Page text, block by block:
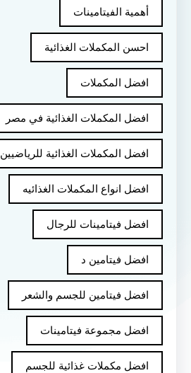
أهمية الفيتامينات
احسن المكملات الغذائية
افضل المكملات
افضل المكملات الغذائية في مصر
افضل المكملات الغذائية للرياضيين
افضل انواع المكملات الغذائيه
افضل فيتامينات للرجال
افضل فيتامين د
افضل فيتامين للجسم والشعر
افضل مجموعة فيتامينات
افضل مكملات غذائية للجسم